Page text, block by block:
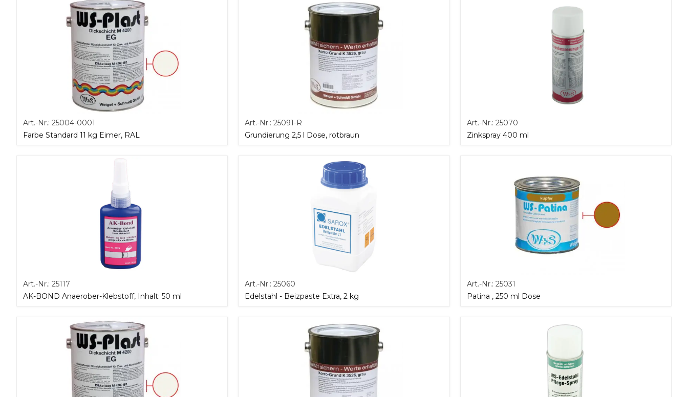
Art.-Nr.: 25004-0001
Farbe Standard 11 kg Eimer, RAL
Art.-Nr.:25091-R
Grundierung 2,5 l Dose, rotbraun
Art.-Nr.: 25070
Zinkspray 400 ml
Art.-Nr.: 25117
AK-BOND Anaerober-Klebstoff, Inhalt: 50 ml
Art.-Nr.:25060
Edelstahl - Beizpaste Extra, 2 kg
Art.-Nr.: 25031
Patina , 250 ml Dose